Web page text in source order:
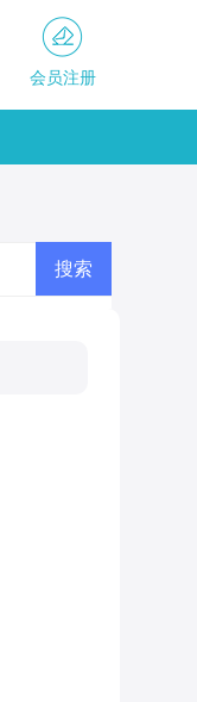
会员注册